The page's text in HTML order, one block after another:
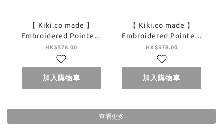
【 Kiki.co made 】
Embroidered Pointed-
Collar Midi Dress -
Ivory
HK$578.00
加入購物車
【 Kiki.co made 】
Embroidered Pointed-
Collar Midi Dress -
Brown
HK$578.00
加入購物車
查看更多